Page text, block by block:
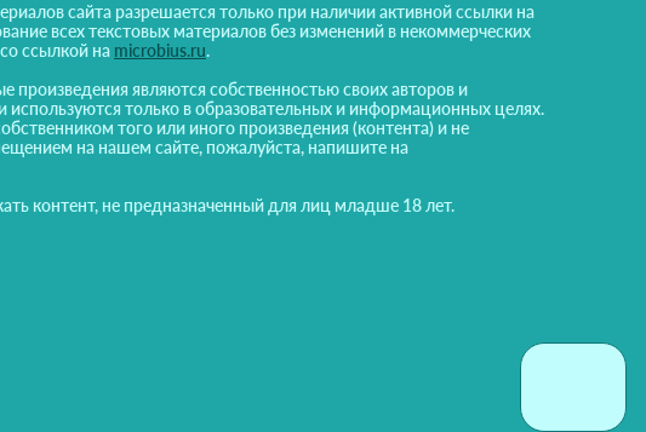
сайта разрешается только при наличии активной ссылки на
всех текстовых материалов без изменений в некоммерческих
ссылкой на microbius.ru.
произведения являются собственностью своих авторов и
используются только в образовательных и информационных целях.
того или иного произведения (контента) и не
на нашем сайте, пожалуйста, напишите на
контент, не предназначенный для лиц младше 18 лет.